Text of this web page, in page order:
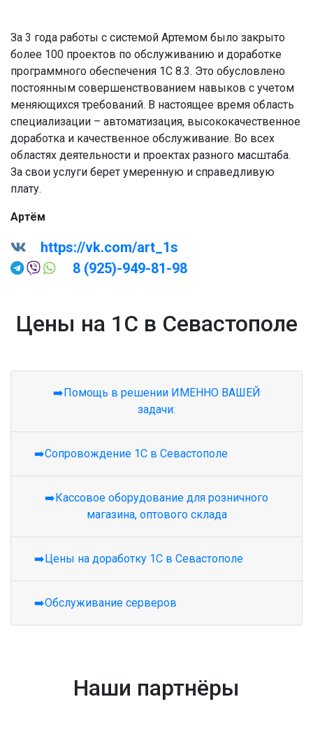
За 3 года работы с системой Артемом было закрыто
более 100 проектов по обслуживанию и доработке
программного обеспечения 1С 8.3. Это обусловлено
постоянным совершенствованием навыков с учетом
меняющихся требований. В настоящее время область
специализации – автоматизация, высококачественное
доработка и качественное обслуживание. Во всех
областях деятельности и проектах разного масштаба.
За свои услуги берет умеренную и справедливую
плату.
Артём
https://vk.com/art_1s
8 (925)-949-81-98
Цены на 1С в Севастополе
➡️Помощь в решении ИМЕННО ВАШЕЙ
задачи:
➡️Сопровождение 1С в Севастополе
➡️Кассовое оборудование для розничного
магазина, оптового склада
➡️Цены на доработку 1С в Севастополе
➡️Обслуживание серверов
Наши партнёры